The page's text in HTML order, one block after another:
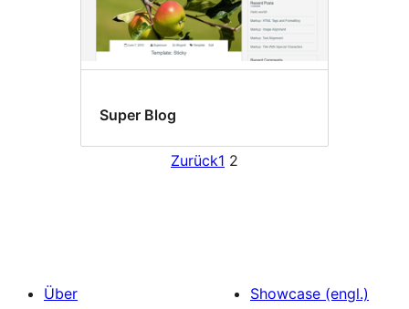
Super Blog
Zurück1 2
Über
Showcase (engl.)